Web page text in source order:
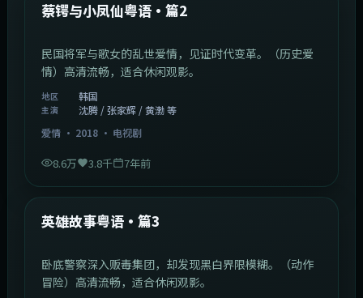
热门
蔡锷与小凤仙粤语·篇2
民国将军与歌女的乱世爱情，见证时代变革。（历史爱
情）高清流畅，适合休闲观影。
地区 韩国
主演
沈腾 / 张家辉 / 黄渤 等
爱情· 2018· 电视剧
8.6万 3.8千 7年前
热门
英雄故事粤语·篇3
卧底警察深入贩毒集团，却发现黑白界限模糊。（动作
冒险）高清流畅，适合休闲观影。